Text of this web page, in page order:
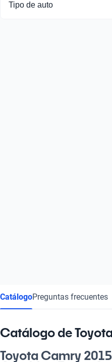
Tipo de auto
CatálogoPreguntas frecuentes
Catálogo de
Toyota Camry